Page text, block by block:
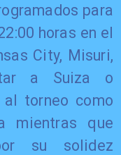
para
horas en el
City, Misuri,
a Suiza o
torneo como
mientras que
su solidez